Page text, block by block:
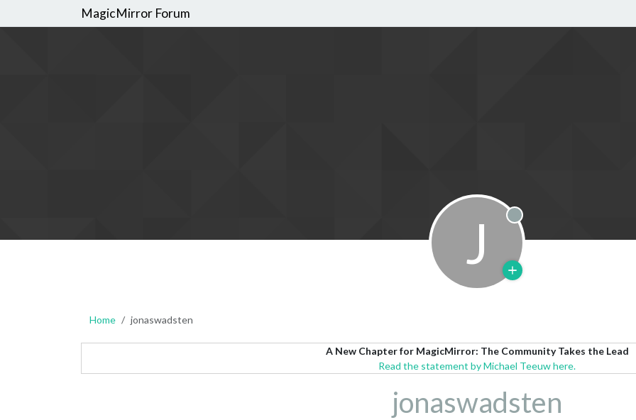
MagicMirror Forum
J Offline
Home jonaswadsten
A New Chapter for MagicMirror: The Community Takes the Lead
Read the statement by Michael Teeuw here.
jonaswadsten